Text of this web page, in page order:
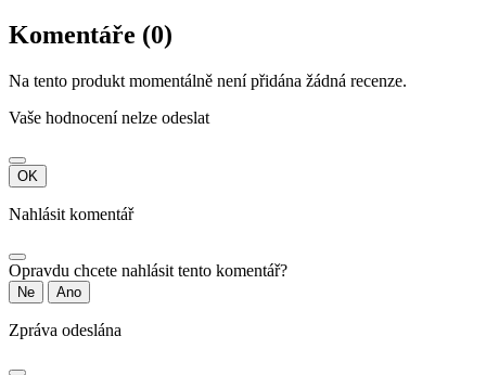
Komentáře (0)
Na tento produkt momentálně není přidána žádná recenze.
Vaše hodnocení nelze odeslat
OK
Nahlásit komentář
Opravdu chcete nahlásit tento komentář?
Ne Ano
Zpráva odeslána